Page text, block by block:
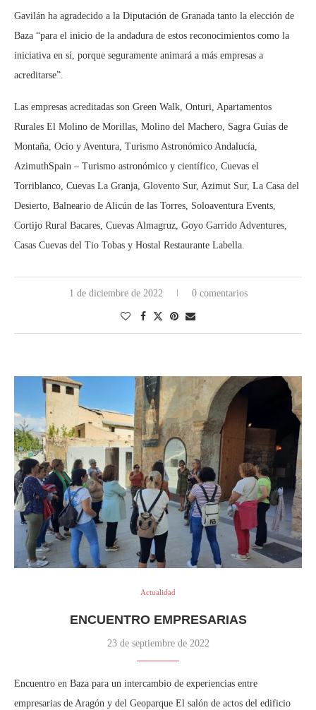
Gavilán ha agradecido a la Diputación de Granada tanto la elección de
Baza “para el inicio de la andadura de estos reconocimientos como la
iniciativa en sí, porque seguramente animará a más empresas a
acreditarse”.
Las empresas acreditadas son Green Walk, Onturi, Apartamentos
Rurales El Molino de Morillas, Molino del Machero, Sagra Guías de
Montaña, Ocio y Aventura, Turismo Astronómico Andalucía,
AzimuthSpain – Turismo astronómico y científico, Cuevas el
Torriblanco, Cuevas La Granja, Glovento Sur, Azimut Sur, La Casa del
Desierto, Balneario de Alicún de las Torres, Soloaventura Events,
Cortijo Rural Bacares, Cuevas Almagruz, Goyo Garrido Adventures,
Casas Cuevas del Tio Tobas y Hostal Restaurante Labella.
1 de diciembre de 2022 0 comentarios
Actualidad
ENCUENTRO EMPRESARIAS
23 de septiembre de 2022
Encuentro en Baza para un intercambio de experiencias entre
empresarias de Aragón y del Geoparque El salón de actos del edificio